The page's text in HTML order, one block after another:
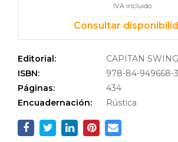
IVA incluido
Consultar
Editorial:
CAPITAN SWING
ISBN:
978-84-949668-
Páginas:
434
Encuadernación:
Rústica